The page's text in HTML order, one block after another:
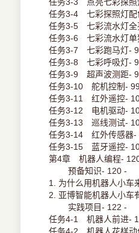
任务3-3 点亮七彩探照
任务3-4 七彩探照灯配
任务3-5 七彩流水灯全
任务3-6 七彩流水灯单
任务3-7 七彩跑马灯-
任务3-8 七彩呼吸灯-
任务3-9 超声波测距-
任务3-10 舵机控制-
任务3-11 红外遥控-
任务3-12 电机驱动-
任务3-13 巡线测试-
任务3-14 红外传感器-
任务3-15 蓝牙遥控-
第4章 机器人编程-
预备知识- 120 -
1. 为什么用机器人小车
2. 亚博智能机器人小车
实践项目- 122 -
任务4-1 机器人前进-